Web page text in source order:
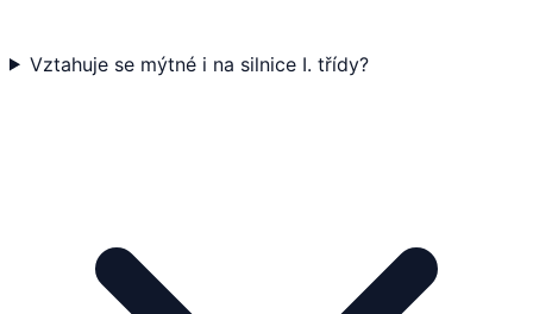
Vztahuje se mýtné i na silnice I. třídy?